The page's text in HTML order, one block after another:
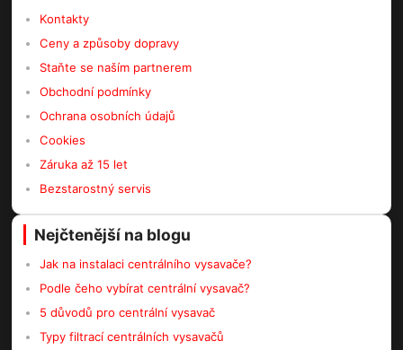
Kontakty
Ceny a způsoby dopravy
Staňte se naším partnerem
Obchodní podmínky
Ochrana osobních údajů
Cookies
Záruka až 15 let
Bezstarostný servis
Nejčtenější na blogu
Jak na instalaci centrálního vysavače?
Podle čeho vybírat centrální vysavač?
5 důvodů pro centrální vysavač
Typy filtrací centrálních vysavačů